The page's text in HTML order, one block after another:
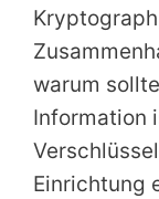
warum
Information
Einrichtung